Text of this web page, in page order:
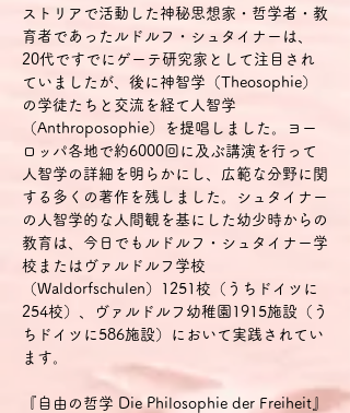
ストリアで活動した神秘思想家・哲学者・教
育者であったルドルフ・シュタイナーは、
20代ですでにゲーテ研究家として注目され
ていましたが、後に神智学（Theosophie）
の学徒たちと交流を経て人智学
（Anthroposophie）を提唱しました。ヨー
ロッパ各地で約6000回に及ぶ講演を行って
人智学の詳細を明らかにし、広範な分野に関
する多くの著作を残しました。シュタイナー
の人智学的な人間観を基にした幼少時からの
教育は、今日でもルドルフ・シュタイナー学
校またはヴァルドルフ学校
（Waldorfschulen）1251校（うちドイツに
254校）、ヴァルドルフ幼稚園1915施設（う
ちドイツに586施設）において実践されてい
ます。
『自由の哲学 Die Philosophie der Freiheit』